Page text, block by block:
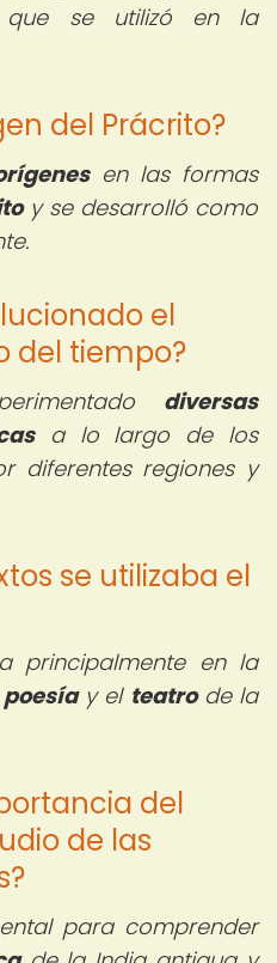
que se utilizó en la
del Prácrito?
en las formas
y se desarrolló como
el
del tiempo?
diversas
a lo largo de los
diferentes regiones y
se utilizaba el
principalmente en la
poesíay el teatrode la
del
de las
para comprender